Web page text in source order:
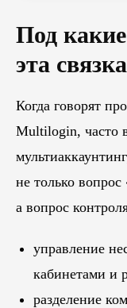
Под
эта связка
Когда говорят
Multilogin, часто
не только вопрос
а вопрос
управление
кабинетами и
разделение